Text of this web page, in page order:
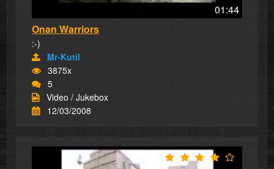
01:44
Onan Warriors
:-)
Mr-Kutil
3875x
5
Video / Jukebox
12/03/2008